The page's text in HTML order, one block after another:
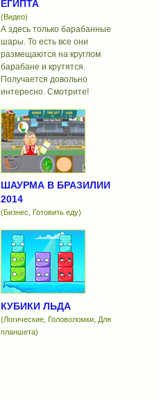
ЕГИПТА
(Видео)
А здесь только барабанные
шары. То есть все они
размещаются на круглом
барабане и крутятся.
Получается довольно
интересно. Смотрите!
ШАУРМА В БРАЗИЛИИ
2014
(Бизнес, Готовить еду)
КУБИКИ ЛЬДА
(Логические, Головоломки, Для
планшета)